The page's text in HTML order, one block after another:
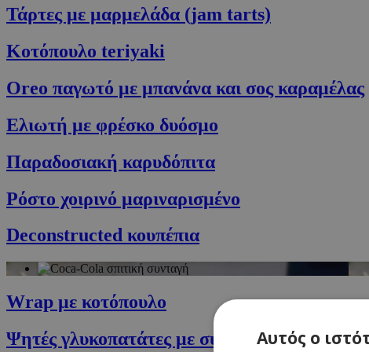
Τάρτες με μαρμελάδα (jam tarts)
Κοτόπουλο teriyaki
Oreo παγωτό με μπανάνα και σος καραμέλας
Ελιωτή με φρέσκο δυόσμο
Παραδοσιακή καρυδόπιτα
Ρόστο χοιρινό μαριναρισμένο
Deconstructed κουπέπια
Wrap με κοτόπουλο
Ψητές γλυκοπατάτες με σύκα
Αυτός ο